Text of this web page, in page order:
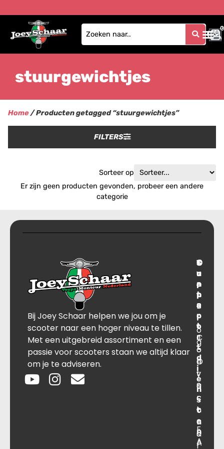
0
0
stuurgewichtjes
Home/ Producten getagged “stuurgewichtjes”
FILTERS
Sorteer op
Er zijn geen producten gevonden, probeer een andere
categorie
Bij Joey Schaar helpen we jou om je
scooter naar een hoger niveau te tillen.
Met een uitgebreid assortiment en een
passie voor scooters staan we altijd klaar
om je te adviseren.
T
r
a
n
s
p
o
r
t
d
i
e
n
s
t
e
n
A
O
v
e
r
B
l
o
g
O
v
e
r
o
n
s
S
u
p
p
o
r
t
C
o
n
t
a
c
t
F
A
C
o
n
t
a
c
t
J
o
e
y
S
c
h
a
a
r